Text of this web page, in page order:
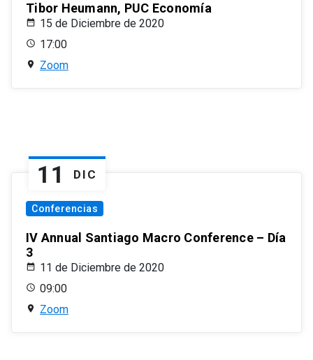
Tibor Heumann, PUC Economía
15 de Diciembre de 2020
17:00
Zoom
11 DIC
Conferencias
IV Annual Santiago Macro Conference – Día
3
11 de Diciembre de 2020
09:00
Zoom